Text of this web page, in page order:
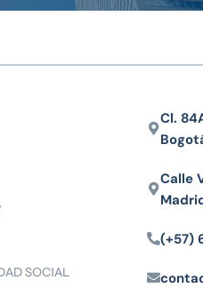
SOCIAL
Cl.
Calle
(+57)